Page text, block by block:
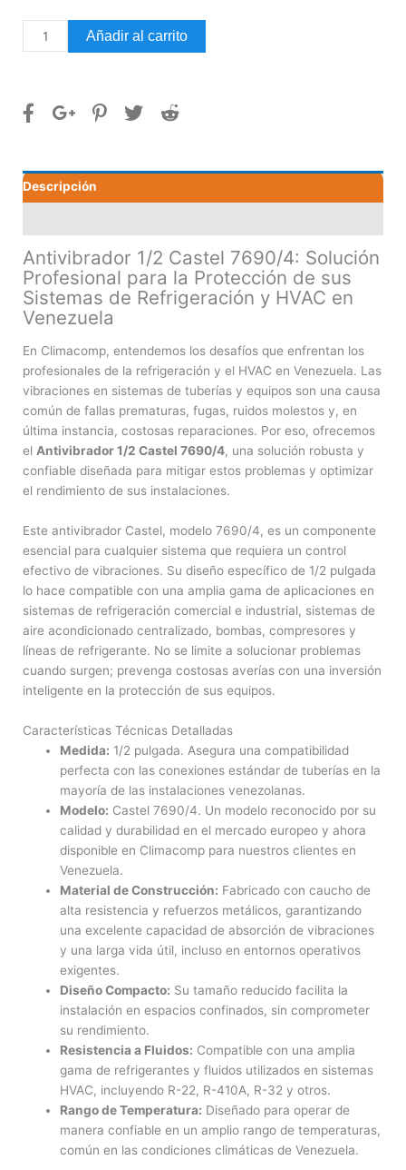
Antivibrador
1/2
cantidad
Añadir al carrito
Descripción
Antivibrador 1/2 Castel 7690/4: Solución
Profesional para la Protección de sus
Sistemas de Refrigeración y HVAC en
Venezuela
En Climacomp, entendemos los desafíos que enfrentan los
profesionales de la refrigeración y el HVAC en Venezuela. Las
vibraciones en sistemas de tuberías y equipos son una causa
común de fallas prematuras, fugas, ruidos molestos y, en
última instancia, costosas reparaciones. Por eso, ofrecemos
el Antivibrador 1/2 Castel 7690/4, una solución robusta y
confiable diseñada para mitigar estos problemas y optimizar
el rendimiento de sus instalaciones.
Este antivibrador Castel, modelo 7690/4, es un componente
esencial para cualquier sistema que requiera un control
efectivo de vibraciones. Su diseño específico de 1/2 pulgada
lo hace compatible con una amplia gama de aplicaciones en
sistemas de refrigeración comercial e industrial, sistemas de
aire acondicionado centralizado, bombas, compresores y
líneas de refrigerante. No se limite a solucionar problemas
cuando surgen; prevenga costosas averías con una inversión
inteligente en la protección de sus equipos.
Características Técnicas Detalladas
Medida: 1/2 pulgada. Asegura una compatibilidad
perfecta con las conexiones estándar de tuberías en la
mayoría de las instalaciones venezolanas.
Modelo: Castel 7690/4. Un modelo reconocido por su
calidad y durabilidad en el mercado europeo y ahora
disponible en Climacomp para nuestros clientes en
Venezuela.
Material de Construcción: Fabricado con caucho de
alta resistencia y refuerzos metálicos, garantizando
una excelente capacidad de absorción de vibraciones
y una larga vida útil, incluso en entornos operativos
exigentes.
Diseño Compacto: Su tamaño reducido facilita la
instalación en espacios confinados, sin comprometer
su rendimiento.
Resistencia a Fluidos: Compatible con una amplia
gama de refrigerantes y fluidos utilizados en sistemas
HVAC, incluyendo R-22, R-410A, R-32 y otros.
Rango de Temperatura: Diseñado para operar de
manera confiable en un amplio rango de temperaturas,
común en las condiciones climáticas de Venezuela.